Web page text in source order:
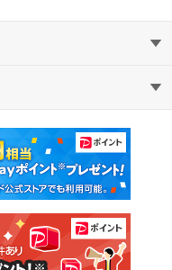
マンション
一戸建て
て！住まいの先生